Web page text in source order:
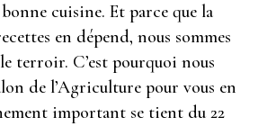
cuisine. Et parce que la
en dépend, nous sommes
terroir. C’est pourquoi nous
de l’Agriculture pour vous en
important se tient du 22